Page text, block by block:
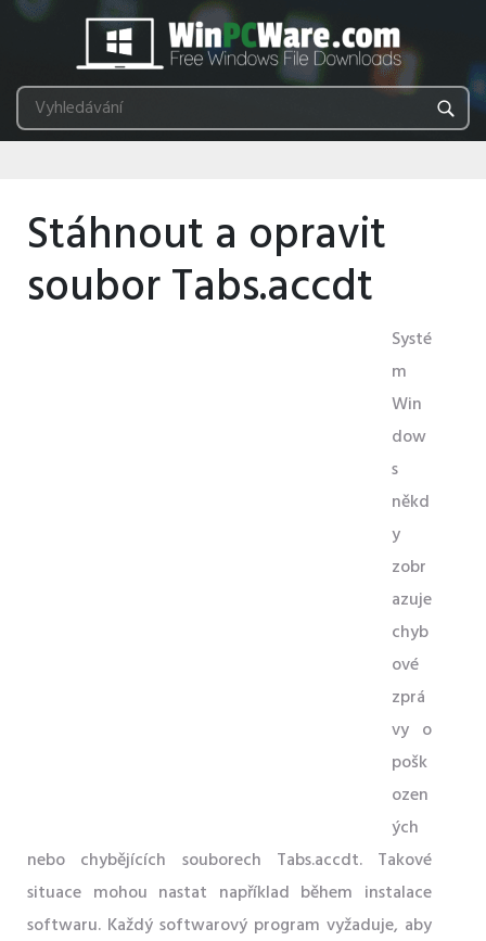
Stáhnout a opravit
soubor Tabs.accdt
Systé
m
Win
dow
s
někd
y
zobr
azuje
chyb
ové
zprá
vy o
pošk
ozen
ých
nebo chybějících souborech Tabs.accdt. Takové
situace mohou nastat například během instalace
softwaru. Každý softwarový program vyžaduje, aby